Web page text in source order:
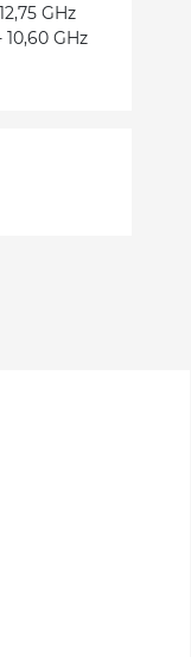
GHz
GHz